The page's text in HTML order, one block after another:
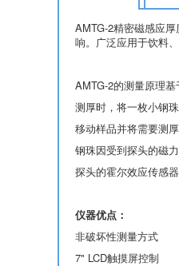
AMTG-2精密磁感应
响。广泛应用于饮料
AMTG-2的测量原理
测厚时，将一枚小钢
移动样品并将需要测
钢珠因受到探头的磁
探头的霍尔效应传感
仪器优点：
非破坏性测量方式
7" LCD触摸屏控制